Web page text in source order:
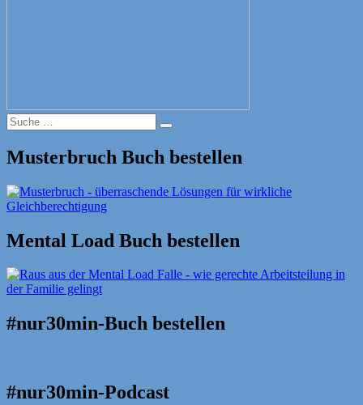
Suche
nach:
Suche
Musterbruch Buch bestellen
Mental Load Buch bestellen
#nur30min-Buch bestellen
#nur30min-Podcast